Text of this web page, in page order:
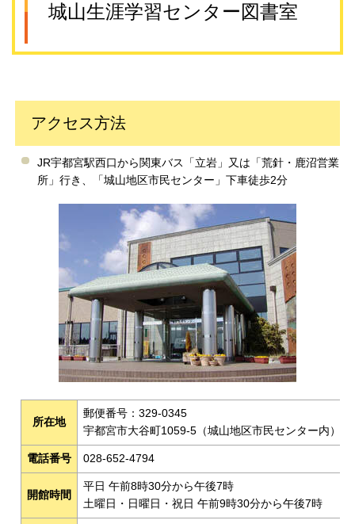
城山生涯学習センター図書室
アクセス方法
JR宇都宮駅西口から関東バス「立岩」又は「荒針・鹿沼営業
所」行き、「城山地区市民センター」下車徒歩2分
所在地
郵便番号：329-0345
宇都宮市大谷町1059-5（城山地区市民センター内）
電話番号 028-652-4794
開館時間
平日 午前8時30分から午後7時
土曜日・日曜日・祝日 午前9時30分から午後7時